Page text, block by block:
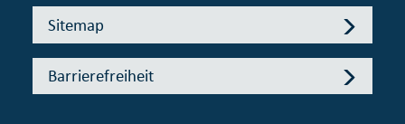
Sitemap
Barrierefreiheit